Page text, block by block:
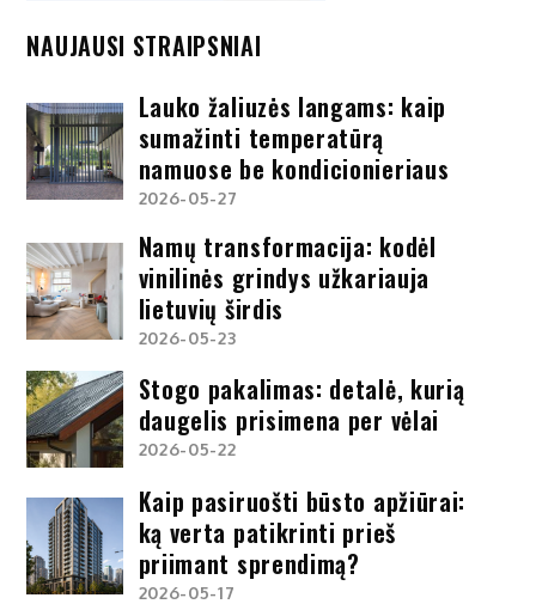
NAUJAUSI STRAIPSNIAI
Lauko žaliuzės langams: kaip
sumažinti temperatūrą
namuose be kondicionieriaus
2026-05-27
Namų transformacija: kodėl
vinilinės grindys užkariauja
lietuvių širdis
2026-05-23
Stogo pakalimas: detalė, kurią
daugelis prisimena per vėlai
2026-05-22
Kaip pasiruošti būsto apžiūrai:
ką verta patikrinti prieš
priimant sprendimą?
2026-05-17